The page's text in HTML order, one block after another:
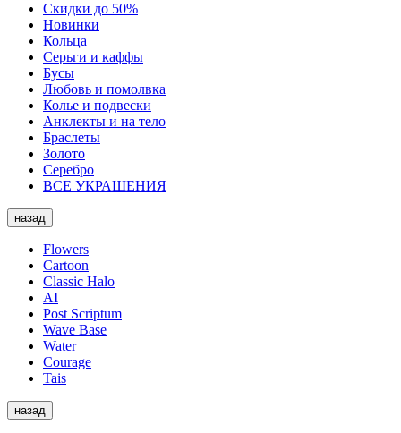
Скидки до 50%
Новинки
Кольца
Серьги и каффы
Бусы
Любовь и помолвка
Колье и подвески
Анклекты и на тело
Браслеты
Золото
Серебро
ВСЕ УКРАШЕНИЯ
назад
Flowers
Cartoon
Classic Halo
AI
Post Scriptum
Wave Base
Water
Courage
Tais
назад